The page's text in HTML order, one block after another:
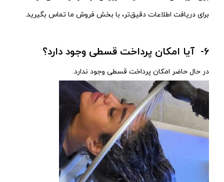
برای دریافت اطلاعات دقیق‌تر، با بخش فروش ما تماس بگیرید.
6- آیا امکان پرداخت قسطی وجود دارد؟
در حال حاضر امکان پرداخت قسطی وجود ندارد.